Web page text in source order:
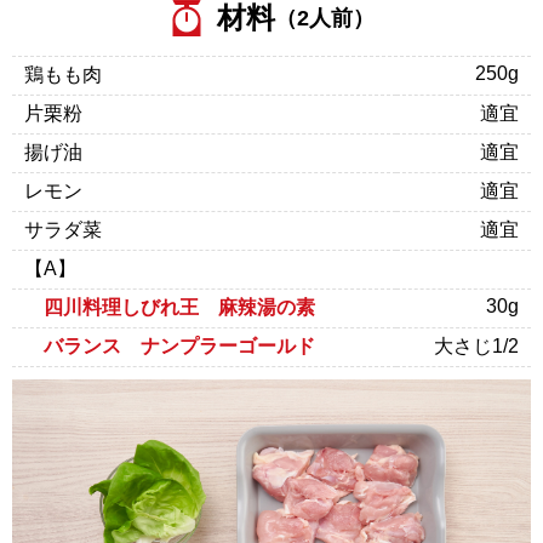
材料（2人前）
鶏もも肉
250g
片栗粉
適宜
揚げ油
適宜
レモン
適宜
サラダ菜
適宜
【A】
四川料理しびれ王 麻辣湯の素
30g
バランス ナンプラーゴールド
大さじ1/2